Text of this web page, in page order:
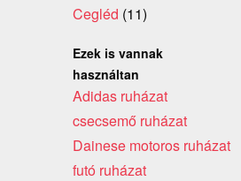
Cegléd (11)
Ezek is vannak
használtan
Adidas ruházat
csecsemő ruházat
Dainese motoros ruházat
futó ruházat